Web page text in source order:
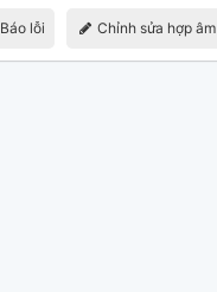
Báo lỗi Chỉnh sửa hợp âm